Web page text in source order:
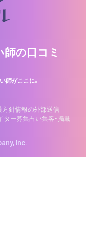
の口コミ
師がここに。
方針情報の外部送信
ター募集占い集客・掲載
Inc.